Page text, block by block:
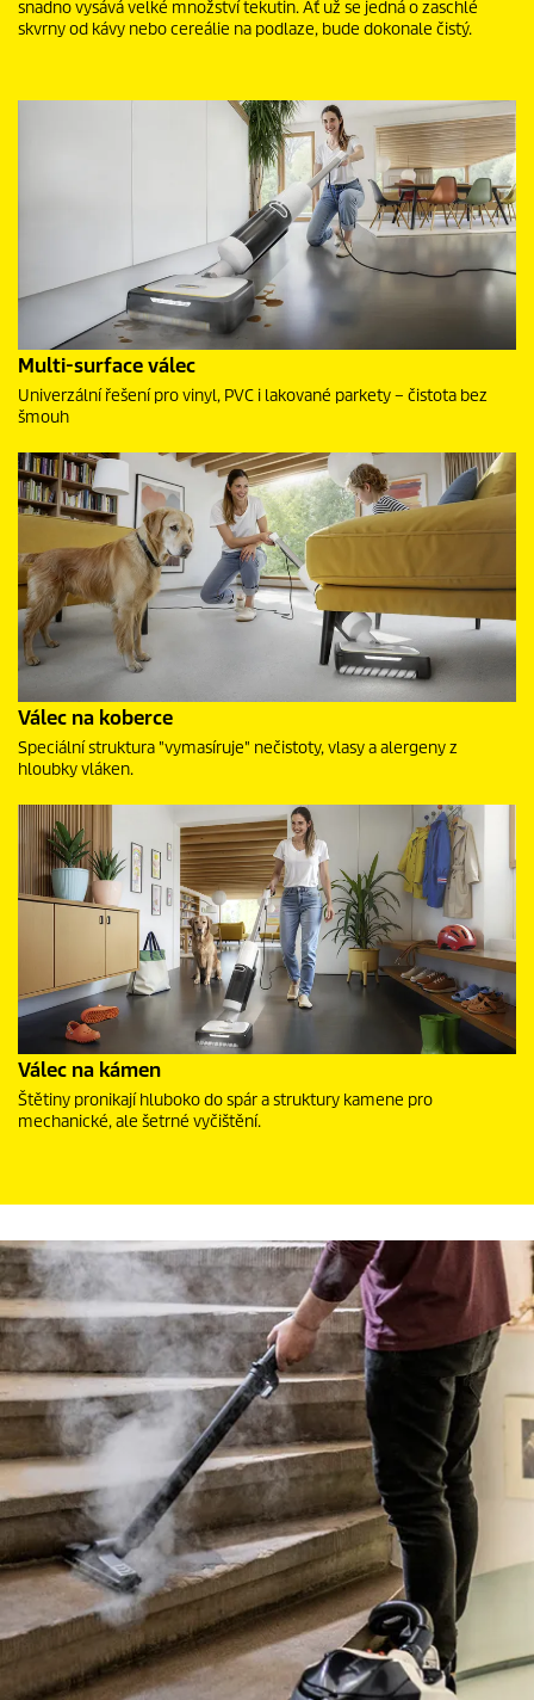
snadno vysává velké množství tekutin. Ať už se jedná o zaschlé
skvrny od kávy nebo cereálie na podlaze, bude dokonale čistý.
Multi-surface válec
Univerzální řešení pro vinyl, PVC i lakované parkety – čistota bez
šmouh
Válec na koberce
Speciální struktura "vymasíruje" nečistoty, vlasy a alergeny z
hloubky vláken.
Válec na kámen
Štětiny pronikají hluboko do spár a struktury kamene pro
mechanické, ale šetrné vyčištění.